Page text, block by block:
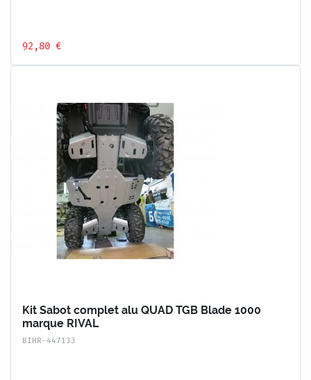
92,80 €
Kit Sabot complet alu QUAD TGB Blade 1000
marque RIVAL
BIHR-447133